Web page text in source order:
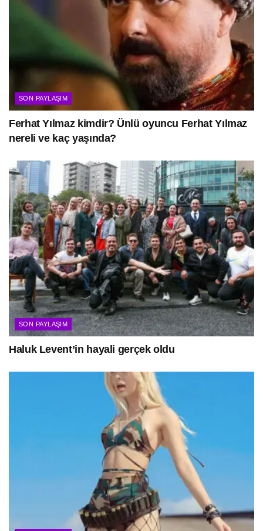
SON PAYLAŞIM
Ferhat Yılmaz kimdir? Ünlü oyuncu Ferhat Yılmaz
nereli ve kaç yaşında?
SON PAYLAŞIM
Haluk Levent’in hayali gerçek oldu